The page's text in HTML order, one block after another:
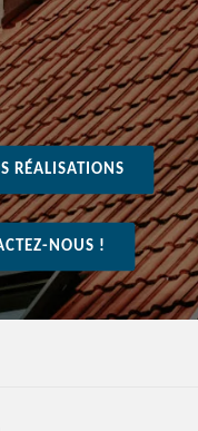
RÉALISATIONS
NOUS !